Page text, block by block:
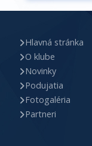
Hlavná stránka
O klube
Novinky
Podujatia
Fotogaléria
Partneri